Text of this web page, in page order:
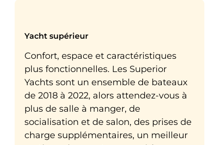
Yacht supérieur
Confort, espace et caractéristiques
plus fonctionnelles. Les Superior
Yachts sont un ensemble de bateaux
de 2018 à 2022, alors attendez-vous à
plus de salle à manger, de
socialisation et de salon, des prises de
charge supplémentaires, un meilleur